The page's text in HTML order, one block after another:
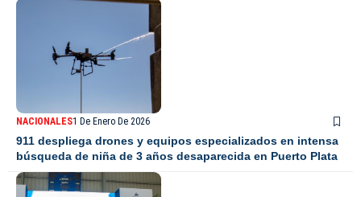
NACIONALES1 De Enero De 2026
911 despliega drones y equipos especializados en intensa
búsqueda de niña de 3 años desaparecida en Puerto Plata